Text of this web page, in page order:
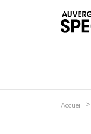
Accueil